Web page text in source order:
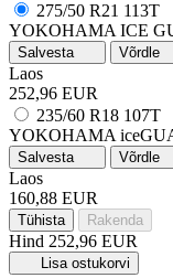
275/50 R21 113T
YOKOHAMA ICE
Salvesta Võrdle
Laos
252,96 EUR
235/60 R18 107T
YOKOHAMA
Salvesta Võrdle
Laos
160,88 EUR
Tühista Rakenda
Hind 252,96 EUR
Lisa ostukorvi